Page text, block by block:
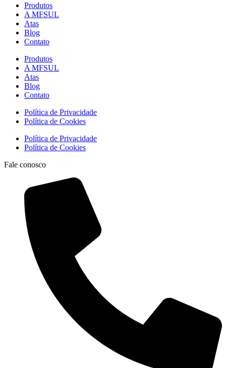
Produtos
A MFSUL
Atas
Blog
Contato
Produtos
A MFSUL
Atas
Blog
Contato
Política de Privacidade
Política de Cookies
Política de Privacidade
Política de Cookies
Fale conosco